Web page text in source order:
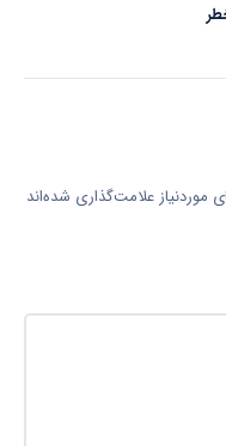
علامت‌گذاری شده‌اند